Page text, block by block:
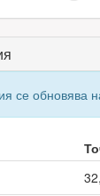
се обновява